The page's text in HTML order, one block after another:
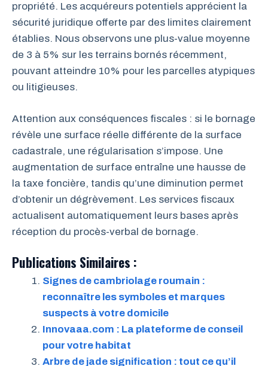
propriété. Les acquéreurs potentiels apprécient la
sécurité juridique offerte par des limites clairement
établies. Nous observons une plus-value moyenne
de 3 à 5% sur les terrains bornés récemment,
pouvant atteindre 10% pour les parcelles atypiques
ou litigieuses.
Attention aux conséquences fiscales : si le bornage
révèle une surface réelle différente de la surface
cadastrale, une régularisation s’impose. Une
augmentation de surface entraîne une hausse de
la taxe foncière, tandis qu’une diminution permet
d’obtenir un dégrèvement. Les services fiscaux
actualisent automatiquement leurs bases après
réception du procès-verbal de bornage.
Publications Similaires :
Signes de cambriolage roumain :
reconnaître les symboles et marques
suspects à votre domicile
Innovaaa.com : La plateforme de conseil
pour votre habitat
Arbre de jade signification : tout ce qu’il